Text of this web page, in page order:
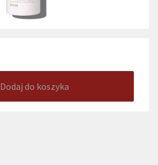
Dodaj do koszyka